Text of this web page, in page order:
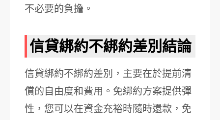
不必要的負擔。
信貸綁約不綁約差別結論
信貸綁約不綁約差別，主要在於提前清
償的自由度和費用。免綁約方案提供彈
性，您可以在資金充裕時隨時還款，免